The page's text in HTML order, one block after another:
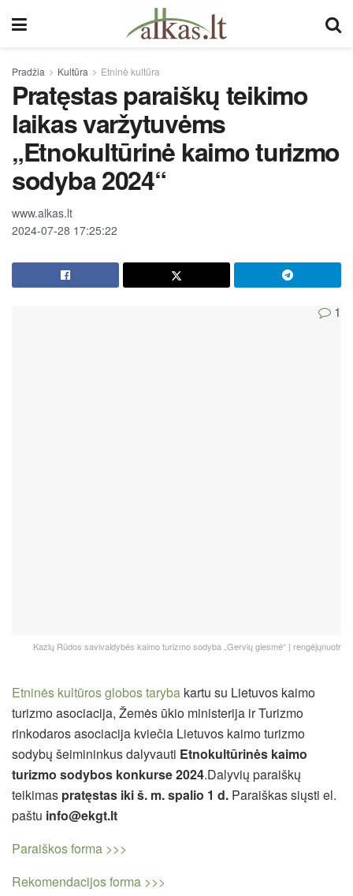
Pradžia Kultūra Etninė kultūra
Pratęstas paraiškų teikimo
laikas varžytuvėms
„Etnokultūrinė kaimo turizmo
sodyba 2024“
www.alkas.lt
2024-07-28 17:25:22
1
Kazlų Rūdos savivaldybės kaimo turizmo sodyba „Gervių giesmė“ | rengėjųnuotr
Etninės kultūros globos taryba kartu su Lietuvos kaimo
turizmo asociacija, Žemės ūkio ministerija ir Turizmo
rinkodaros asociacija kviečia Lietuvos kaimo turizmo
sodybų šeimininkus dalyvauti Etnokultūrinės kaimo
turizmo sodybos konkurse 2024.Dalyvių paraiškų
teikimas pratęstas iki š. m. spalio 1 d. Paraiškas siųsti el.
paštu info@ekgt.lt
Paraiškos forma >>>
Rekomendacijos forma >>>